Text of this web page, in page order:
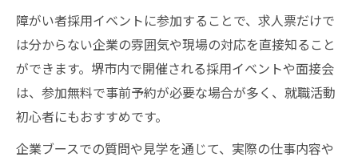
障がい者採用イベントに参加することで、求人票だけで
は分からない企業の雰囲気や現場の対応を直接知ること
ができます。堺市内で開催される採用イベントや面接会
は、参加無料で事前予約が必要な場合が多く、就職活動
初心者にもおすすめです。
企業ブースでの質問や見学を通じて、実際の仕事内容や